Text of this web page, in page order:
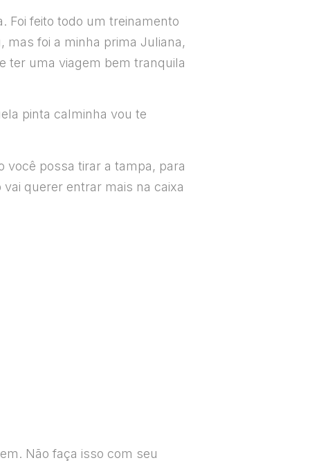
Foi feito todo um treinamento
mas foi a minha prima Juliana,
ter uma viagem bem tranquila
pinta calminha vou te
você possa tirar a tampa, para
querer entrar mais na caixa
Não faça isso com seu